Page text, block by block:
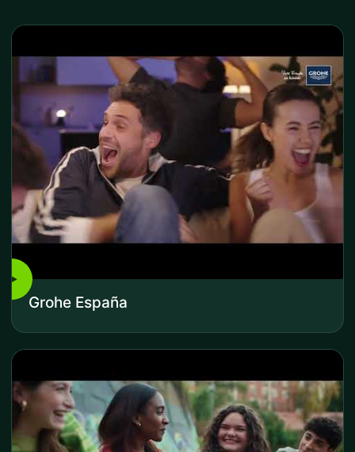
▶
Grohe España